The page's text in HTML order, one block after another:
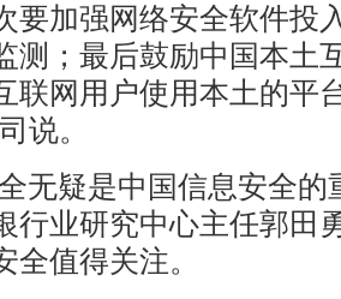
要加强网络安全软件投
测；最后鼓励中国本土
联网用户使用本土的平
说。
无疑是中国信息安全的
行业研究中心主任郭田
全值得关注。